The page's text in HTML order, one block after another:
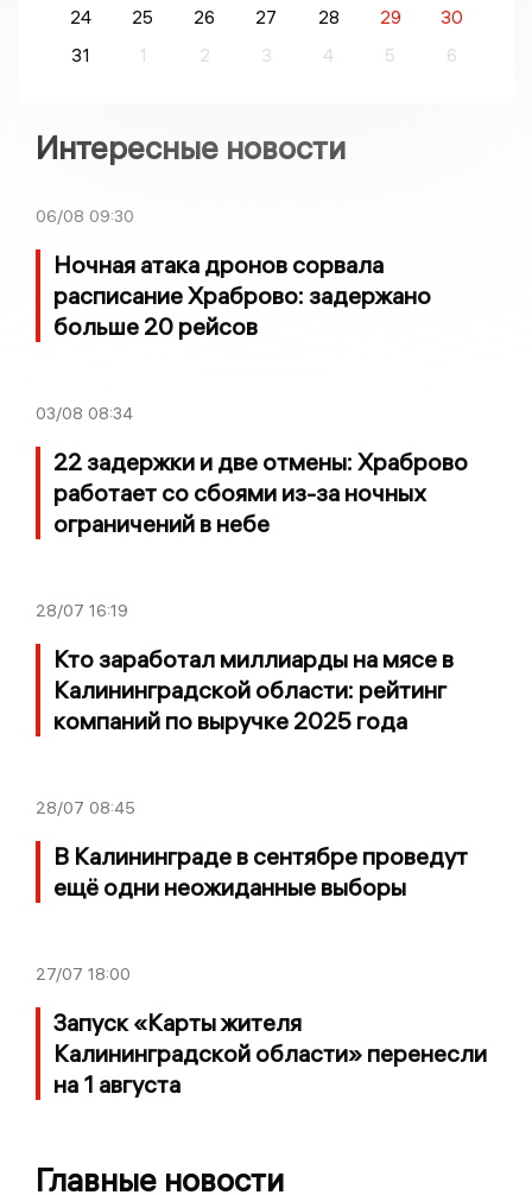
24
25 26 27 28 29
30
31
1 2 3 4 5 6
Интересные новости
06/08 09:30
Ночная атака дронов сорвала
расписание Храброво: задержано
больше 20 рейсов
03/08 08:34
22 задержки и две отмены: Храброво
работает со сбоями из-за ночных
ограничений в небе
28/07 16:19
Кто заработал миллиарды на мясе в
Калининградской области: рейтинг
компаний по выручке 2025 года
28/07 08:45
В Калининграде в сентябре проведут
ещё одни неожиданные выборы
27/07 18:00
Запуск «Карты жителя
Калининградской области» перенесли
на 1 августа
Главные новости